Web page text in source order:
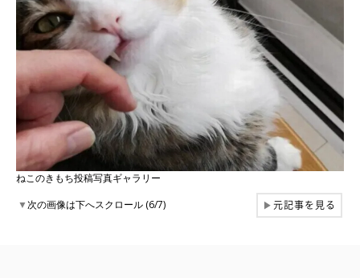
ねこのきもち投稿写真ギャラリー
▼次の画像は下へスクロール (6/7) ▶元記事を見る